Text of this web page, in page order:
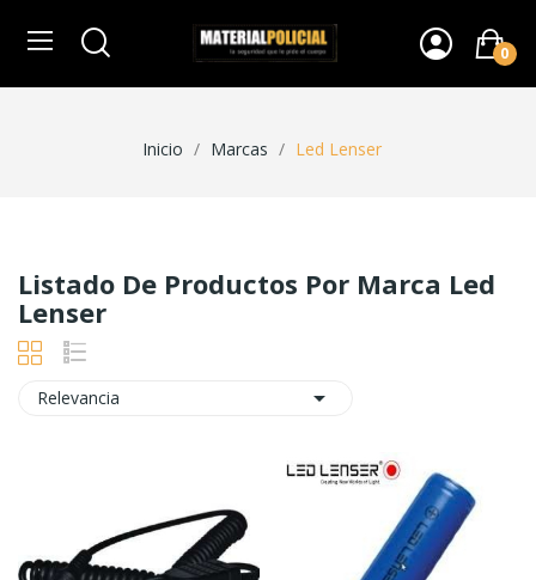
0
Inicio Marcas Led Lenser
Listado De Productos Por Marca Led
Lenser
Relevancia 